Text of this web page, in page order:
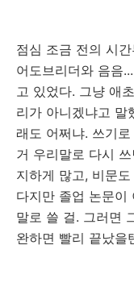
점심 조금 전의 시
어도브리더와 음음
고 있었다. 그냥 애
리가 아니겠냐고 말
래도 어쩌냐. 쓰기
거 우리말로 다시
지하게 많고, 비문
다지만 졸업 논문이
말로 쓸 걸. 그러면
완하면 빨리 끝났을